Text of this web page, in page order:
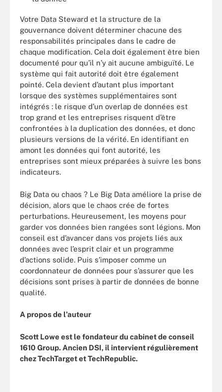
Votre Data Steward et la structure de la
gouvernance doivent déterminer chacune des
responsabilités principales dans le cadre de
chaque modification. Cela doit également être bien
documenté pour qu’il n’y ait aucune ambiguïté. Le
système qui fait autorité doit être également
pointé. Cela devient d’autant plus important
lorsque des systèmes supplémentaires sont
intégrés : le risque d’un overlap de données est
trop grand et les entreprises risquent d’être
confrontées à la duplication des données, et donc
plusieurs versions de la vérité. En identifiant en
amont les données qui font autorité, les
entreprises sont mieux préparées à suivre les bons
indicateurs.
Big Data ou chaos ? Le Big Data améliore la prise de
décision, alors que le chaos crée de fortes
perturbations. Heureusement, les moyens pour
garder vos données bien rangées sont légions. Mon
conseil est d’avancer dans vos projets liés aux
données avec l’esprit clair et un programme
d’actions solide. Puis s’imposer comme un
coordonnateur de données pour s’assurer que les
décisions sont prises à partir de données de bonne
qualité.
A propos de l’auteur
Scott Lowe est le fondateur du cabinet de conseil
1610 Group. Ancien DSI, il intervient régulièrement
chez TechTarget et TechRepublic.